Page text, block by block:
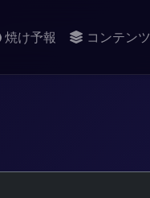
焼け予報 コンテンツ